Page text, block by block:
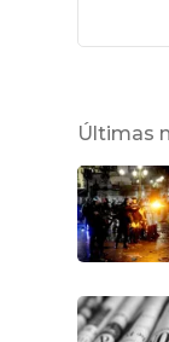
Últimas